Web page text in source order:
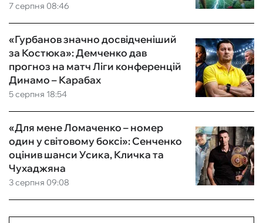
7 серпня 08:46
5 серпня 18:54
«Гурбанов значно досвідченіший
за Костюка»: Демченко дав
прогноз на матч Ліги конференцій
Динамо – Карабах
3 серпня 09:08
«Для мене Ломаченко – номер
один у світовому боксі»: Сенченко
оцінив шанси Усика, Кличка та
Чухаджяна